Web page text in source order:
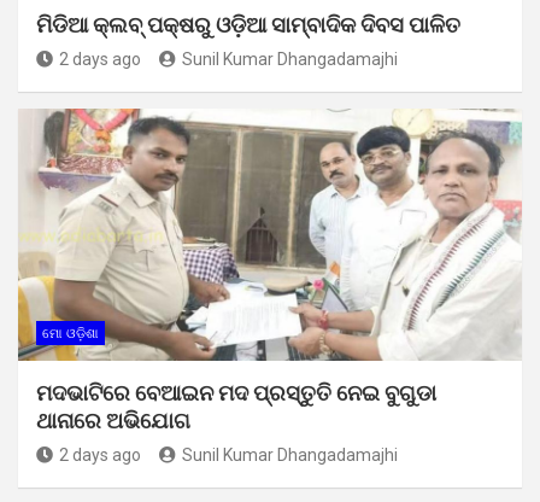
ମିଡିଆ କ୍ଲବ୍ ପକ୍ଷରୁ ଓଡ଼ିଆ ସାମ୍ବାଦିକ ଦିବସ ପାଳିତ
2 days ago Sunil Kumar Dhangadamajhi
ମୋ ଓଡ଼ିଶା
ମଦଭାଟିରେ ବେଆଇନ ମଦ ପ୍ରସ୍ତୁତି ନେଇ ବୁଗୁଡା
ଥାନାରେ ଅଭିଯୋଗ
2 days ago Sunil Kumar Dhangadamajhi